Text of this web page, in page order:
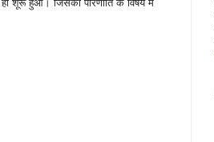
शूरू हुआ। जिसकी परिणीति के विषय में